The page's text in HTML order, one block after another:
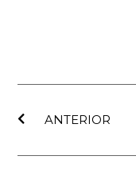
ANTERIOR